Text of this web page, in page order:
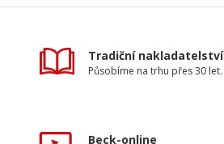
Tradiční nakladatelství
Působíme na trhu přes 30 let.
Beck-online